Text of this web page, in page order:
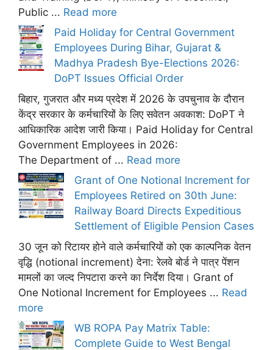
Public ... Read more
Paid Holiday for Central Government
Employees During Bihar, Gujarat &
Madhya Pradesh Bye-Elections 2026:
DoPT Issues Official Order
बिहार, गुजरात और मध्य प्रदेश में 2026 के उपचुनाव के दौरान
केंद्र सरकार के कर्मचारियों के लिए सवेतन अवकाश: DoPT ने
आधिकारिक आदेश जारी किया। Paid Holiday for Central
Government Employees in 2026:
The Department of ... Read more
Grant of One Notional Increment for
Employees Retired on 30th June:
Railway Board Directs Expeditious
Settlement of Eligible Pension Cases
30 जून को रिटायर होने वाले कर्मचारियों को एक काल्पनिक वेतन
वृद्धि (notional increment) देना: रेलवे बोर्ड ने पात्र पेंशन
मामलों का जल्द निपटारा करने का निर्देश दिया। Grant of
One Notional Increment for Employees ... Read
more
WB ROPA Pay Matrix Table:
Complete Guide to West Bengal